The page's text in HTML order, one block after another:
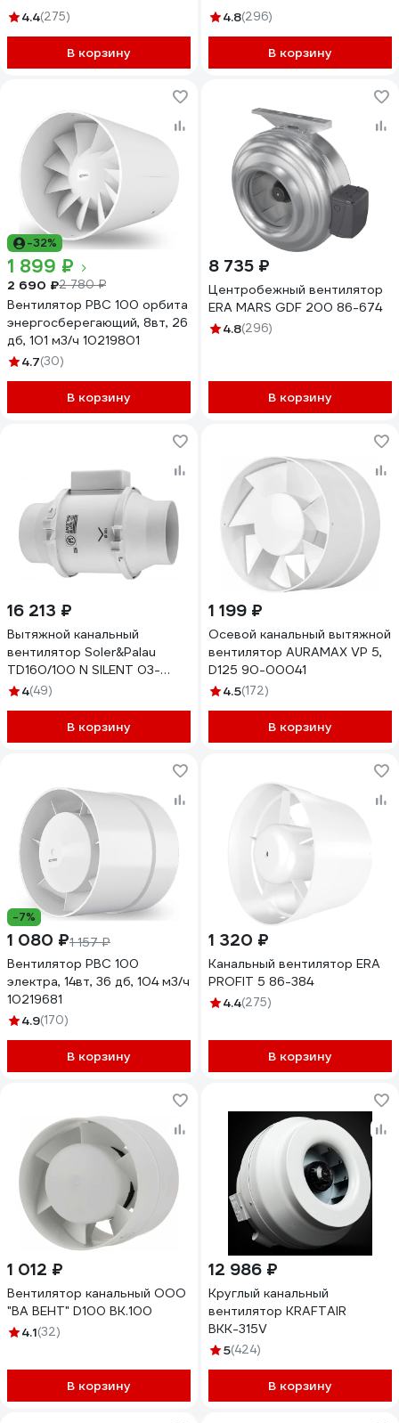
4.4(275)
В корзину
4.8(296)
В корзину
-32%
1 899 ₽
2 690 ₽2 780 ₽
Вентилятор РВС 100 орбита
энергосберегающий, 8вт, 26
дб, 101 м3/ч 10219801
4.7(30)
В корзину
8 735 ₽
Центробежный вентилятор
ERA MARS GDF 200 86-674
4.8(296)
В корзину
16 213 ₽
Вытяжной канальный
вентилятор Soler&Palau
TD160/100 N SILENT 03-
0101-203
4(49)
В корзину
1 199 ₽
Осевой канальный вытяжной
вентилятор AURAMAX VP 5,
D125 90-00041
4.5(172)
В корзину
-7%
1 080 ₽1 157 ₽
Вентилятор РВС 100
электра, 14вт, 36 дб, 104 м3/ч
10219681
4.9(170)
В корзину
1 320 ₽
Канальный вентилятор ERA
PROFIT 5 86-384
4.4(275)
В корзину
1 012 ₽
Вентилятор канальный ООО
"ВА ВЕНТ" D100 ВК.100
4.1(32)
В корзину
12 986 ₽
Круглый канальный
вентилятор KRAFTAIR
ВКК-315V
5(424)
В корзину